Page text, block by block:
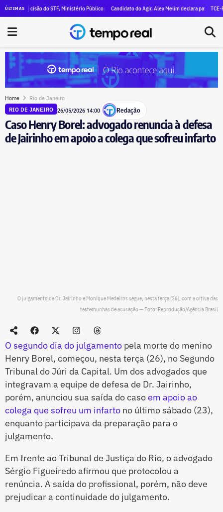
ÚLTIMASR$ 47 milhões em patrimônio
do STF, Ministério Público pede execução da condenação e da inelegibilidade de
Candidato do Agir, Alex Melim declara patrimônio de R$
TCE-RJ
Home Rio de Janeiro
RIO DE JANEIRO 26/05/2026 14:00 Redação
Caso Henry Borel: advogado renuncia à defesa
de Jairinho em apoio a colega que sofreu infarto
O julgamento de Dr. Jairinho e Monique Medeiros segue, nesta terça (26), com a oitiva das
testemunhas de acusação — Foto: Reprodução/Agência Brasil
O segundo dia do julgamento pela morte do menino
Henry Borel, começou, nesta terça (26), no Segundo
Tribunal do Júri da Capital. Um dos advogados que
integravam a equipe de defesa de Dr. Jairinho,
porém, anunciou sua saída do casoem apoio ao
colega que sofreu um infarto no último sábado (23),
enquanto participava da preparação para o
julgamento.
Em frente ao Tribunal de Justiça do Rio, o advogado
Sérgio Figueiredo afirmou que protocolou a
renúncia. A saída do profissional, porém, não deve
prejudicar a continuidade do julgamento.